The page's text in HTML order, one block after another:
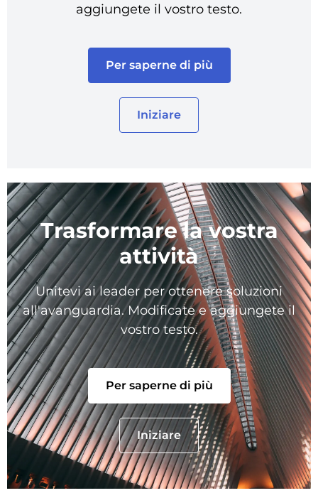
aggiungete il vostro testo.
Per saperne di più
Iniziare
Trasformare la vostra
attività
Unitevi ai leader per ottenere soluzioni
all'avanguardia. Modificate e aggiungete il
vostro testo.
Per saperne di più
Iniziare